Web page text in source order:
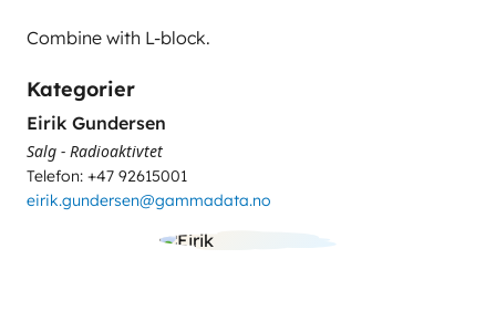
Combine with L-block.
Kategorier
Eirik Gundersen
Salg - Radioaktivtet
Telefon: +47 92615001
eirik.gundersen@gammadata.no